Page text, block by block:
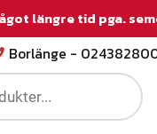
längre tid pga.
Borlänge -